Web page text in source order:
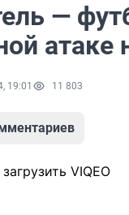
—
19:01 11 803
VIQEO